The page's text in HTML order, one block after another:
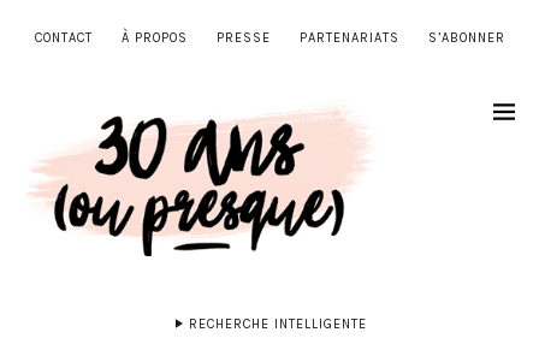
CONTACT À PROPOS PRESSE PARTENARIATS S’ABONNER
RECHERCHE INTELLIGENTE